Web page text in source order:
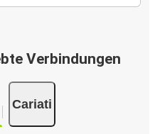
Verbindungen
Cariati